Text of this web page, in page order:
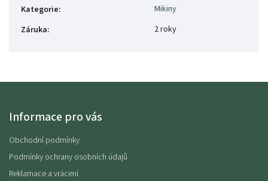
Kategorie:
Mikiny
Záruka: 2 roky
Informace pro vás
Obchodní podmínky
Podmínky ochrany osobních údajů
Reklamace a vrácení